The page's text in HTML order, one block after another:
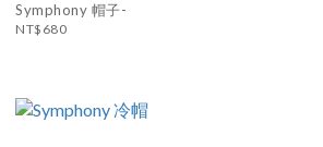
Symphony 帽子-
NT$680